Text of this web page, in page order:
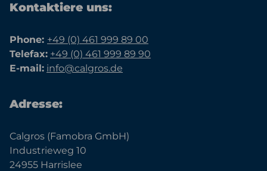
Kontaktiere uns:
Phone: +49 (0) 461 999 89 00
Telefax: +49 (0) 461 999 89 90
E-mail: info@calgros.de
Adresse:
Calgros (Famobra GmbH)
Industrieweg 10
24955 Harrislee